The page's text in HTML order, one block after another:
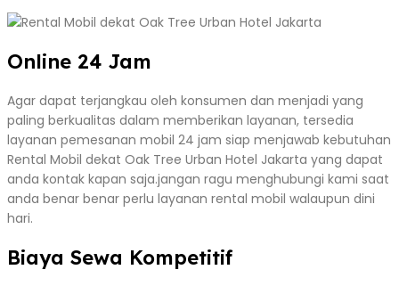
Online 24 Jam
Agar dapat terjangkau oleh konsumen dan menjadi yang
paling berkualitas dalam memberikan layanan, tersedia
layanan pemesanan mobil 24 jam siap menjawab kebutuhan
Rental Mobil dekat Oak Tree Urban Hotel Jakarta yang dapat
anda kontak kapan saja.jangan ragu menghubungi kami saat
anda benar benar perlu layanan rental mobil walaupun dini
hari.
Biaya Sewa Kompetitif